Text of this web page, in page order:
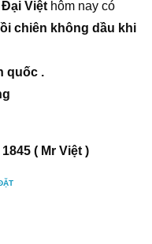
Việt hôm nay có
chiên không dầu khi
quốc .
( Mr Việt )